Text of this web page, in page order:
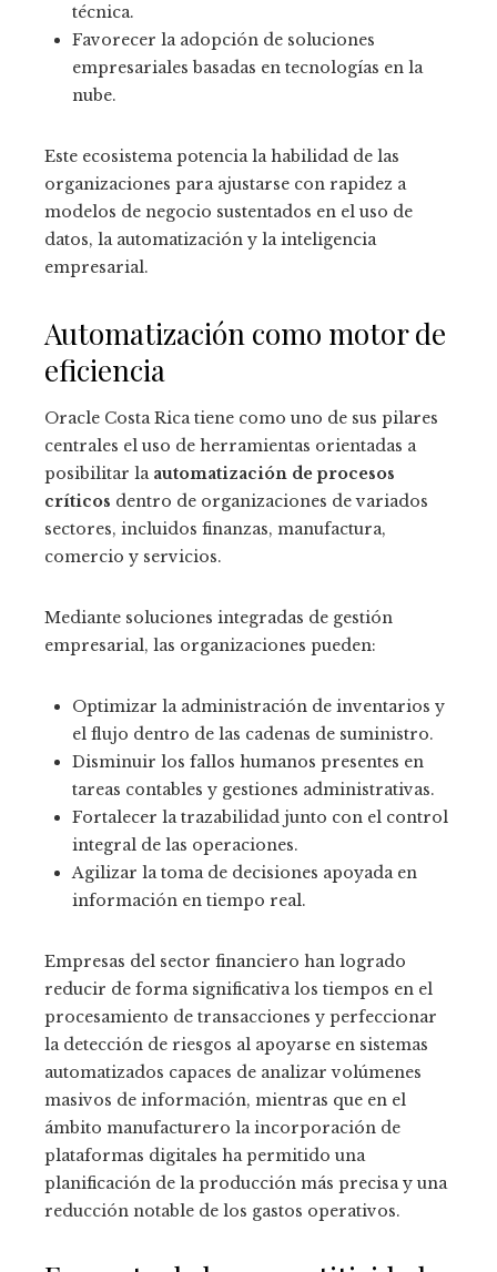
técnica.
Favorecer la adopción de soluciones
empresariales basadas en tecnologías en la
nube.
Este ecosistema potencia la habilidad de las
organizaciones para ajustarse con rapidez a
modelos de negocio sustentados en el uso de
datos, la automatización y la inteligencia
empresarial.
Automatización como motor de
eficiencia
Oracle Costa Rica tiene como uno de sus pilares
centrales el uso de herramientas orientadas a
posibilitar la automatización de procesos
críticos dentro de organizaciones de variados
sectores, incluidos finanzas, manufactura,
comercio y servicios.
Mediante soluciones integradas de gestión
empresarial, las organizaciones pueden:
Optimizar la administración de inventarios y
el flujo dentro de las cadenas de suministro.
Disminuir los fallos humanos presentes en
tareas contables y gestiones administrativas.
Fortalecer la trazabilidad junto con el control
integral de las operaciones.
Agilizar la toma de decisiones apoyada en
información en tiempo real.
Empresas del sector financiero han logrado
reducir de forma significativa los tiempos en el
procesamiento de transacciones y perfeccionar
la detección de riesgos al apoyarse en sistemas
automatizados capaces de analizar volúmenes
masivos de información, mientras que en el
ámbito manufacturero la incorporación de
plataformas digitales ha permitido una
planificación de la producción más precisa y una
reducción notable de los gastos operativos.